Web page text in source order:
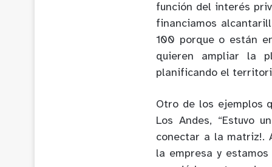
función del interés
financiamos
100 porque o están
quieren ampliar la
planificando el
Otro de los ejemplos
Los Andes, “Estuvo
conectar a la matriz!.
la empresa y